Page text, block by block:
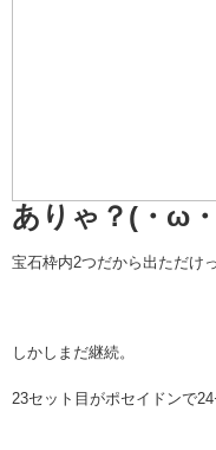
ありゃ？(・ω
宝石枠内2つだから出ただけ
しかしまだ継続。
23セット目がポセイドンで